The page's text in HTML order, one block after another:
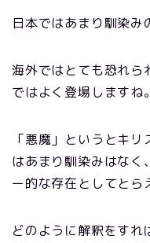
日本ではあまり馴染み
海外ではとても恐れら
ではよく登場しますね。
「悪魔」というとキ
はあまり馴染みはなく
ー的な存在としてとら
どのように解釈をすれ